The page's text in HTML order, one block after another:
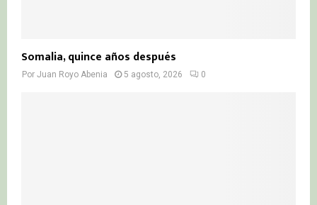
Somalia, quince años después
Por Juan Royo Abenia 5 agosto, 2026 0